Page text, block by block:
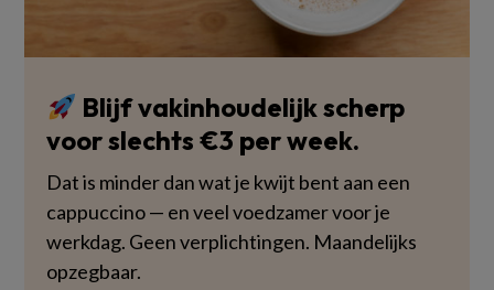
Blijf vakinhoudelijk scherp
voor slechts €3 per week.
Dat is minder dan wat je kwijt bent aan een
cappuccino — en veel voedzamer voor je
werkdag. Geen verplichtingen. Maandelijks
opzegbaar.